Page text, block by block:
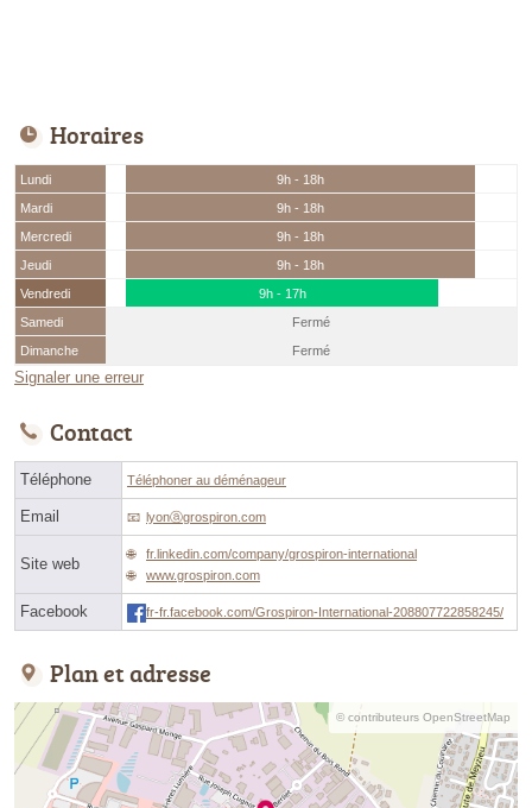
Horaires
Lundi
9h - 18h
Mardi
9h - 18h
Mercredi
9h - 18h
Jeudi
9h - 18h
Vendredi
9h - 17h
Samedi
Fermé
Dimanche
Fermé
Signaler une erreur
Contact
Téléphone Téléphoner au déménageur
Email lyonⓐgrospiron.com
Site web
fr.linkedin.com/company/grospiron-international
www.grospiron.com
Facebook fr-fr.facebook.com/Grospiron-International-208807722858245/
Plan et adresse
© contributeurs OpenStreetMap